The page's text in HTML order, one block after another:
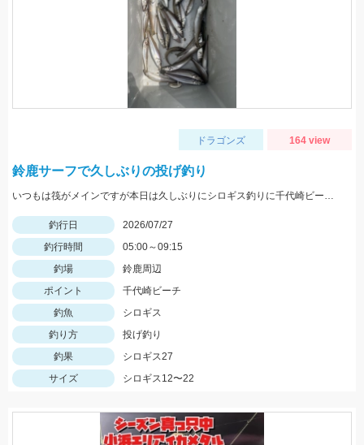
ドラゴンズ 164 view
鈴鹿サーフで久しぶりの投げ釣り
いつもは筏がメインですが本日は久しぶりにシロギス釣りに千代崎ビーチへ 早朝にイシグロの自販機でゴールドイソメを購入しいざ千代崎ビーチへ、先客がたくさんいました。最初はセイゴの赤ちゃんが餌取りで苦労しましたが徐々にシロギスがヒットし帰る頃には他の魚の食い残しのエサでも食いついてきました。
釣行日
2026/07/27
釣行時間
05:00～09:15
釣場
鈴鹿周辺
ポイント
千代崎ビーチ
釣魚
シロギス
釣り方
投げ釣り
釣果
シロギス27
サイズ
シロギス12〜22